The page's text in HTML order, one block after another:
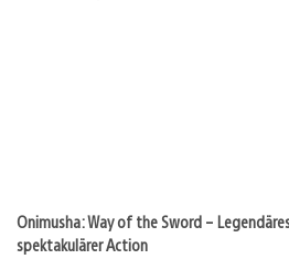
Onimusha: Way of the Sword –
spektakulärer Action